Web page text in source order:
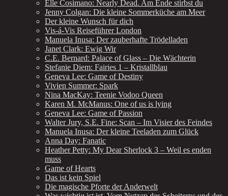
Elle Cosimano: Nearly Dead. Am Ende stirbst du
Jenny Colgan: Die kleine Sommerküche am Meer
Der kleine Wunsch für dich
Vis-á-Vis Reiseführer London
Manuela Inusa: Der zauberhafte Trödelladen
Janet Clark: Ewig Wir
C.E. Bernard: Palace of Glass – Die Wächterin
Stefanie Diem: Fairies 1 – Kristallblau
Geneva Lee: Game of Destiny
Vivien Summer: Spark
Nina MacKay: Teenie Vodoo Queen
Karen M. McManus: One of us is lying
Geneva Lee: Game of Passion
Walter Jury, S.E. Fine: Scan – Im Visier des Feindes
Manuela Inusa: Der kleine Teeladen zum Glück
Anna Day: Fanatic
Heather Petty: My Dear Sherlock 3 – Weil es enden
muss
Game of Hearts
Das ist kein Spiel
Die magische Pforte der Anderwelt